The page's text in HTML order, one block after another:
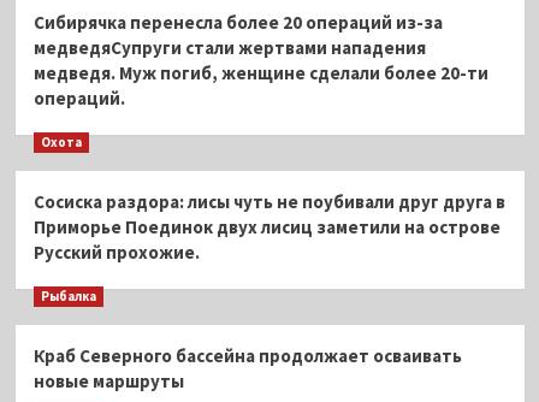
Сибирячка перенесла более 20 операций из-за
медведяСупруги стали жертвами нападения
медведя. Муж погиб, женщине сделали более 20-ти
операций.
Охота
Сосиска раздора: лисы чуть не поубивали друг друга в
Приморье Поединок двух лисиц заметили на острове
Русский прохожие.
Рыбалка
Краб Северного бассейна продолжает осваивать
новые маршруты